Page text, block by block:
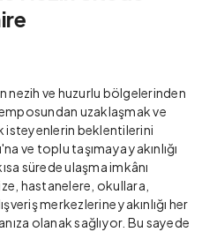
ve huzurlu bölgelerinden
uzaklaşmak ve
isteyenlerin beklentilerini
ve toplu taşımaya yakınlığı
sürede ulaşma imkânı
hastanelere, okullara,
merkezlerine yakınlığı her
olanak sağlıyor. Bu sayede